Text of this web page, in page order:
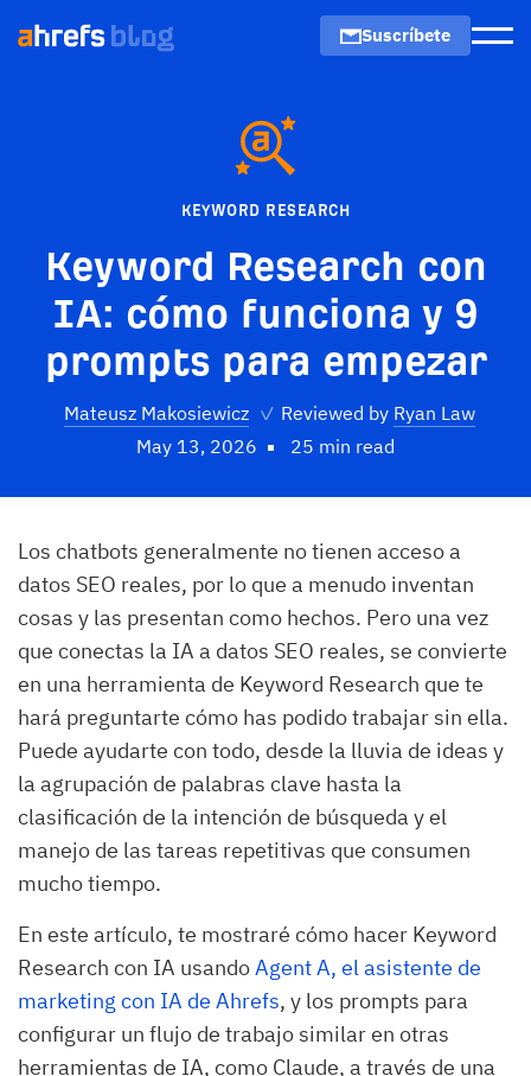
Suscríbete
KEYWORD RESEARCH
Keyword Research con
IA: cómo funciona y 9
prompts para empezar
Mateusz Makosiewicz ✓ Reviewed by Ryan Law
May 13, 2026
25 min read
Los chatbots generalmente no tienen acceso a
datos SEO reales, por lo que a menudo inventan
cosas y las presentan como hechos. Pero una vez
que conectas la IA a datos SEO reales, se convierte
en una herramienta de Keyword Research que te
hará preguntarte cómo has podido trabajar sin ella.
Puede ayudarte con todo, desde la lluvia de ideas y
la agrupación de palabras clave hasta la
clasificación de la intención de búsqueda y el
manejo de las tareas repetitivas que consumen
mucho tiempo.
En este artículo, te mostraré cómo hacer Keyword
Research con IA usandoAgent A, el asistente de
marketing con IA de Ahrefs, y los prompts para
configurar un flujo de trabajo similar en otras
herramientas de IA, como Claude, a través de una